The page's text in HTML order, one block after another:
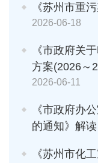
《苏州市重
2026-06-18
《市政府关
方案(2026～
2026-06-11
《市政府办
的通知》解读
《苏州市化